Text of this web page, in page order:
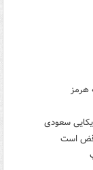
هرمز
سعودی
است